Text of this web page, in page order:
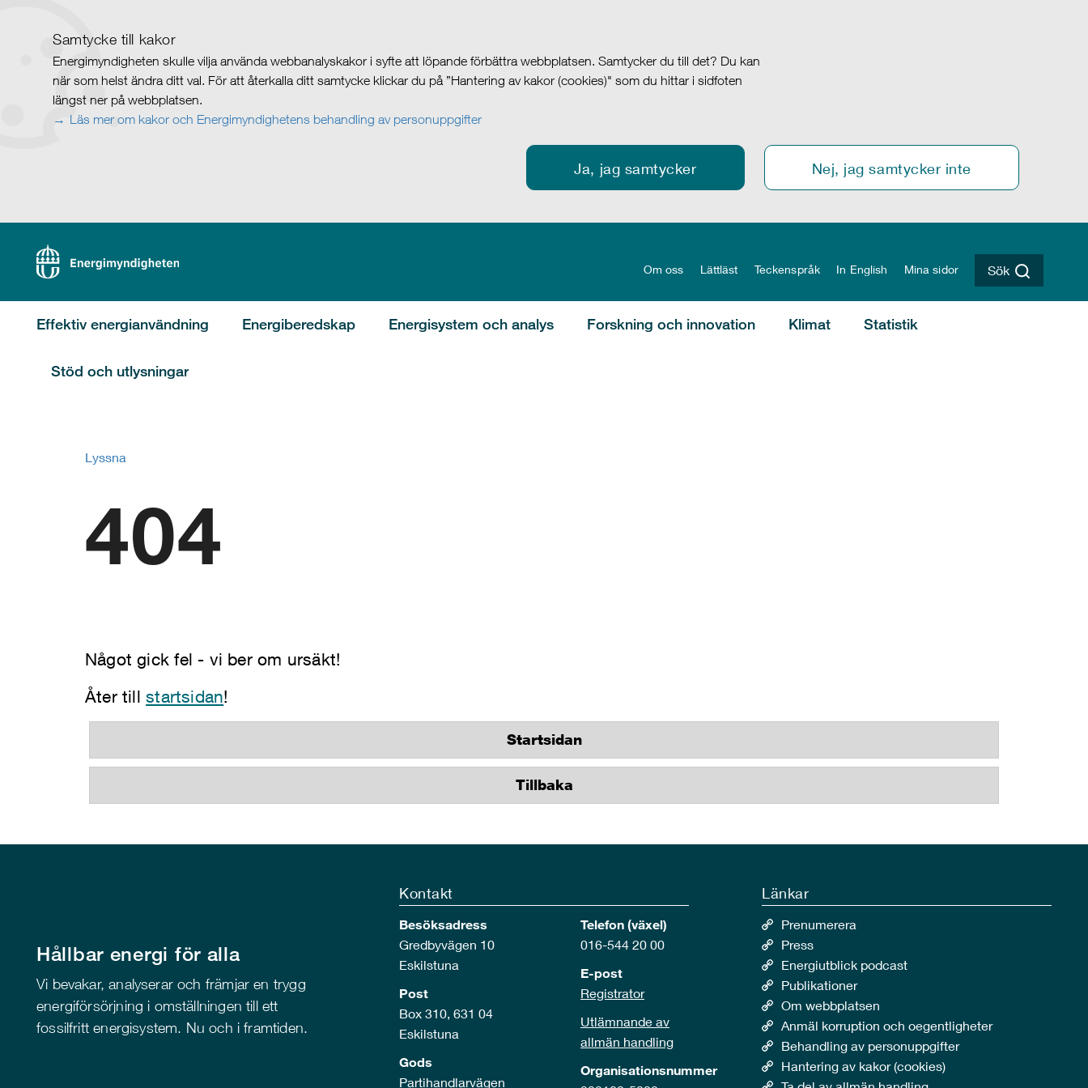
Samtycke till kakor
Energimyndigheten skulle vilja använda webbanalyskakor i syfte att löpande förbättra webbplatsen. Samtycker du till det? Du kan
när som helst ändra ditt val. För att återkalla ditt samtycke klickar du på ”Hantering av kakor (cookies)" som du hittar i sidfoten
längst ner på webbplatsen.
Läs mer om kakor och Energimyndighetens behandling av personuppgifter
Ja, jag samtycker Nej, jag samtycker inte
Om oss Lättläst Teckenspråk In English Mina sidor Sök
Effektiv energianvändning Energiberedskap Energisystem och analys Forskning och innovation Klimat Statistik
Stöd och utlysningar
Lyssna
404
Något gick fel - vi ber om ursäkt!
Åter tillstartsidan!
Startsidan
Tillbaka
Hållbar energi för alla
Vi bevakar, analyserar och främjar en trygg
energiförsörjning i omställningen till ett
fossilfritt energisystem. Nu och i framtiden.
Kontakt
Besöksadress
Gredbyvägen 10
Eskilstuna
Post
Box 310, 631 04
Eskilstuna
Gods
Partihandlarvägen
Telefon (växel)
016-544 20 00
E-post
Registrator
Utlämnande av
allmän handling
Organisationsnummer
Länkar
Prenumerera
Press
Energiutblick podcast
Publikationer
Om webbplatsen
Anmäl korruption och oegentligheter
Behandling av personuppgifter
Hantering av kakor (cookies)